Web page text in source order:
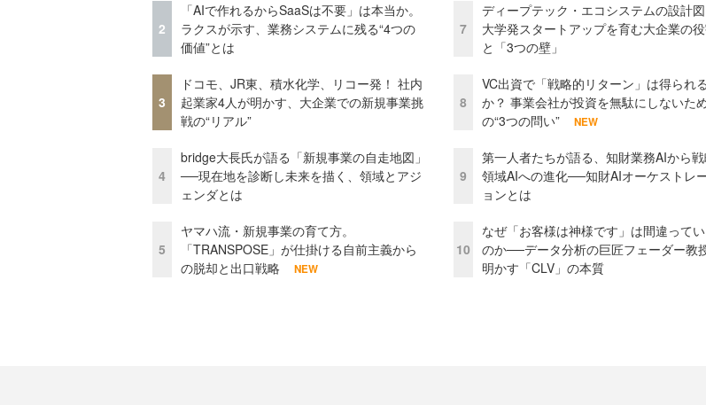
2
「AIで作れるからSaaSは不要」は本当か。
ラクスが示す、業務システムに残る“4つの
価値”とは
3
ドコモ、JR東、積水化学、リコー発！ 社内
起業家4人が明かす、大企業での新規事業挑
戦の“リアル”
4
bridge大長氏が語る「新規事業の自走地図」
──現在地を診断し未来を描く、領域とアジ
ェンダとは
5
ヤマハ流・新規事業の育て方。
「TRANSPOSE」が仕掛ける自前主義から
の脱却と出口戦略
NEW
7
ディープテック・エコシステムの設計図
大学発スタートアップを育む大企業の
と「3つの壁」
8
VC出資で「戦略的リターン」は得られる
か？ 事業会社が投資を無駄にしないた
の“3つの問い”
NEW
9
第一人者たちが語る、知財業務AIから
領域AIへの進化──知財AIオーケストレ
ョンとは
10
なぜ「お客様は神様です」は間違って
のか──データ分析の巨匠フェーダー教
明かす「CLV」の本質